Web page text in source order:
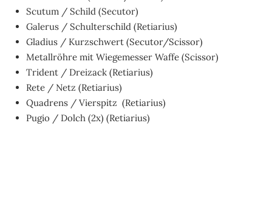
Scutum / Schild (Secutor)
Galerus / Schulterschild (Retiarius)
Gladius / Kurzschwert (Secutor/Scissor)
Metallröhre mit Wiegemesser Waffe (Scissor)
Trident / Dreizack (Retiarius)
Rete / Netz (Retiarius)
Quadrens / Vierspitz (Retiarius)
Pugio / Dolch (2x) (Retiarius)